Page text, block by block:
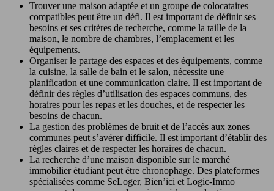
Trouver une maison adaptée et un groupe de colocataires
compatibles peut être un défi. Il est important de définir ses
besoins et ses critères de recherche, comme la taille de la
maison, le nombre de chambres, l’emplacement et les
équipements.
Organiser le partage des espaces et des équipements, comme
la cuisine, la salle de bain et le salon, nécessite une
planification et une communication claire. Il est important de
définir des règles d’utilisation des espaces communs, des
horaires pour les repas et les douches, et de respecter les
besoins de chacun.
La gestion des problèmes de bruit et de l’accès aux zones
communes peut s’avérer difficile. Il est important d’établir des
règles claires et de respecter les horaires de chacun.
La recherche d’une maison disponible sur le marché
immobilier étudiant peut être chronophage. Des plateformes
spécialisées comme SeLoger, Bien’ici et Logic-Immo